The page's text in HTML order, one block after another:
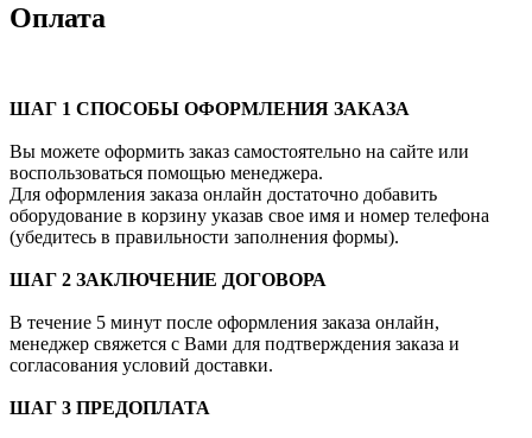
Оплата
ШАГ 1 СПОСОБЫ ОФОРМЛЕНИЯ ЗАКАЗА
Вы можете оформить заказ самостоятельно на сайте или
воспользоваться помощью менеджера.
Для оформления заказа онлайн достаточно добавить
оборудование в корзину указав свое имя и номер телефона
(убедитесь в правильности заполнения формы).
ШАГ 2 ЗАКЛЮЧЕНИЕ ДОГОВОРА
В течение 5 минут после оформления заказа онлайн,
менеджер свяжется с Вами для подтверждения заказа и
согласования условий доставки.
ШАГ 3 ПРЕДОПЛАТА